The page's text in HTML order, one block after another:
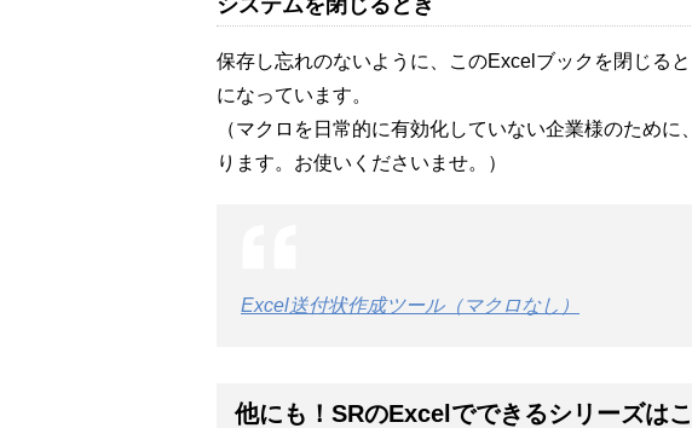
保存し忘れのないように、このExcelブックを閉じる
になっています。
（マクロを日常的に有効化していない企業様のために
ります。お使いくださいませ。）
Excel送付状作成ツール（マクロなし）
他にも！SRのExcelでできるシリーズは